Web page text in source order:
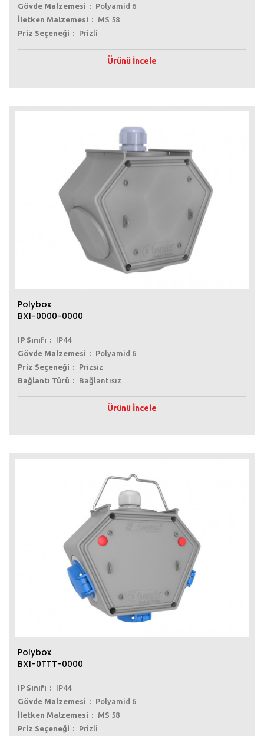
Gövde Malzemesi
Polyamid 6
İletken Malzemesi
MS 58
Priz Seçeneği
Prizli
Ürünü İncele
Polybox
BX1-0000-0000
IP Sınıfı
IP44
Gövde Malzemesi
Polyamid 6
Priz Seçeneği
Prizsiz
Bağlantı Türü
Bağlantısız
Ürünü İncele
Polybox
BX1-0TTT-0000
IP Sınıfı
IP44
Gövde Malzemesi
Polyamid 6
İletken Malzemesi
MS 58
Priz Seçeneği
Prizli